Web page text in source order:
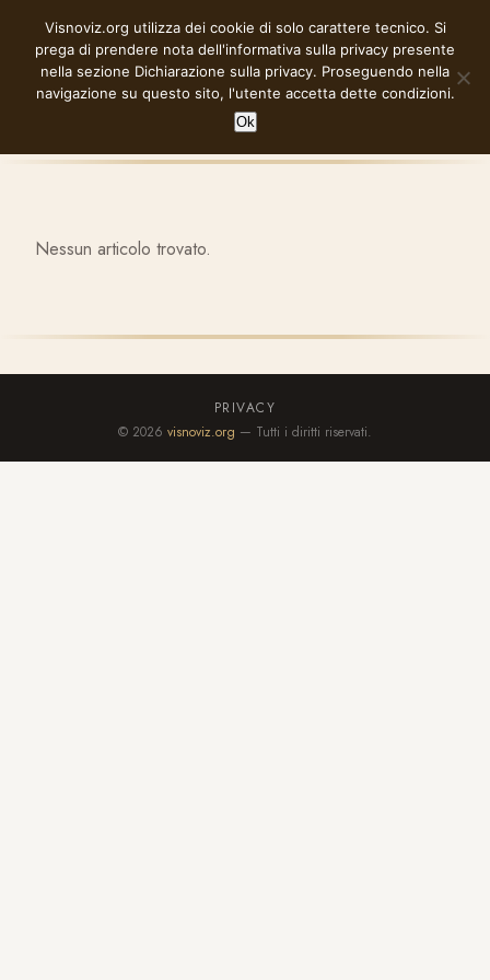
contenuto
VISNOVIZ.ORG
Nessun articolo trovato.
PRIVACY
© 2026 visnoviz.org — Tutti i diritti riservati.
Visnoviz.org utilizza dei cookie di solo carattere tecnico. Si
prega di prendere nota dell'informativa sulla privacy presente
nella sezione Dichiarazione sulla privacy. Proseguendo nella
navigazione su questo sito, l'utente accetta dette condizioni.
Ok